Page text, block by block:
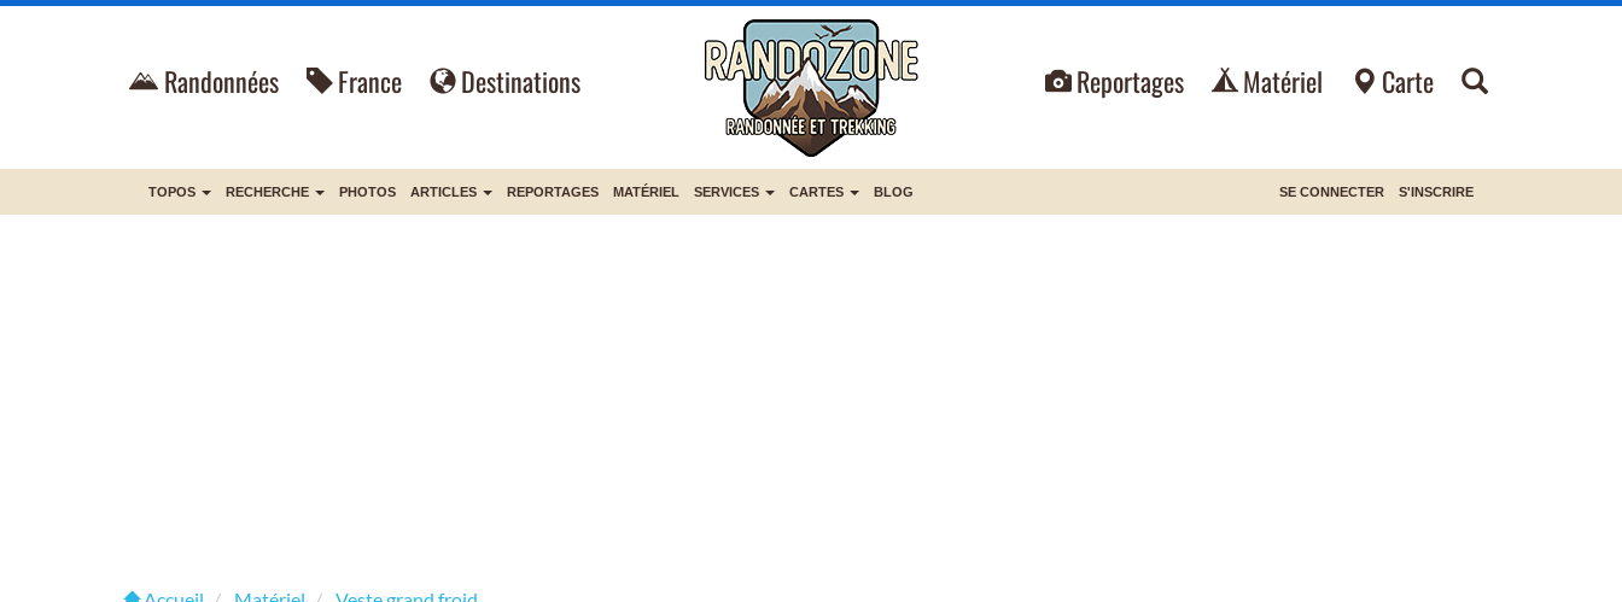
Randonnées France Destinations Reportages Matériel Carte
TOPOS RECHERCHE PHOTOS ARTICLES REPORTAGES MATÉRIEL SERVICES CARTES BLOG SE CONNECTER S'INSCRIRE